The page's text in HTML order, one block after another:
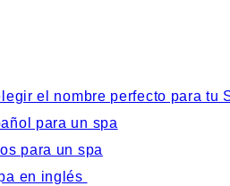
el nombre perfecto para tu
para un spa
para un spa
en inglés